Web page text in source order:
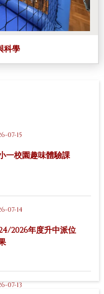
科學
07-15
一校園趣味體驗課
07-14
2026年度升中派位
07-13